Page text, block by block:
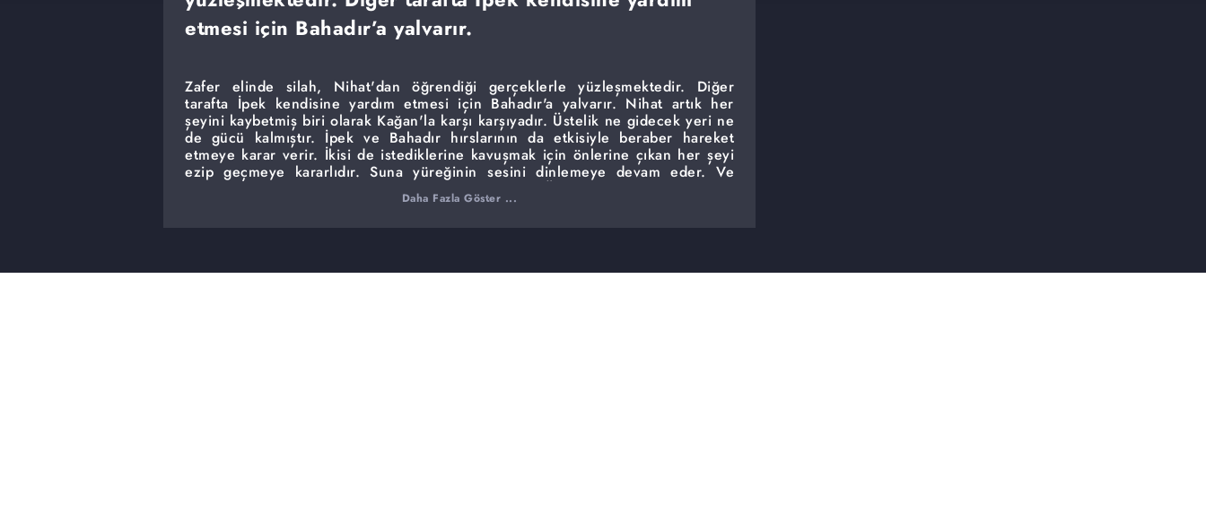
etmesi için Bahadır’a yalvarır.
Zafer elinde silah, Nihat'dan öğrendiği gerçeklerle yüzleşmektedir. Diğer
tarafta İpek kendisine yardım etmesi için Bahadır'a yalvarır. Nihat artık her
şeyini kaybetmiş biri olarak Kağan'la karşı karşıyadır. Üstelik ne gidecek yeri ne
de gücü kalmıştır. İpek ve Bahadır hırslarının da etkisiyle beraber hareket
etmeye karar verir. İkisi de istediklerine kavuşmak için önlerine çıkan her şeyi
ezip geçmeye kararlıdır. Suna yüreğinin sesini dinlemeye devam eder. Ve
nihayet Zeynep'i saran gizem perdesi ilk kez açılır. Üstelik hiç kimsenin tahmin
Daha Fazla Göster ...